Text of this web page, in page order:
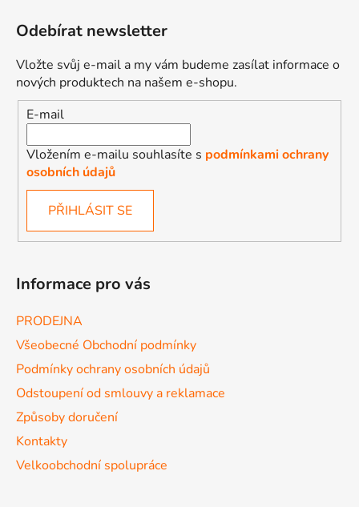
Odebírat newsletter
Vložte svůj e-mail a my vám budeme zasílat informace o
nových produktech na našem e-shopu.
E-mail
Vložením e-mailu souhlasíte s podmínkami ochrany
osobních údajů
PŘIHLÁSIT SE
Informace pro vás
PRODEJNA
Všeobecné Obchodní podmínky
Podmínky ochrany osobních údajů
Odstoupení od smlouvy a reklamace
Způsoby doručení
Kontakty
Velkoobchodní spolupráce